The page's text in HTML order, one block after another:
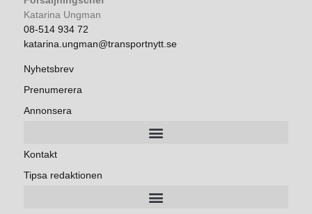
Katarina Ungman
08-514 934 72
katarina.ungman@transportnytt.se
Nyhetsbrev
Prenumerera
Annonsera
Kontakt
Tipsa redaktionen